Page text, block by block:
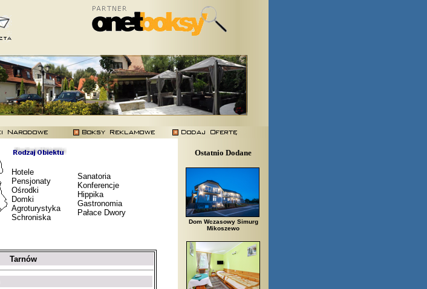
Hotele
Pensjonaty
Ośrodki
Domki
Agroturystyka
Schroniska
Sanatoria
Konferencje
Hippika
Gastronomia
Pałace Dwory
Tarnów
Ostatnio Dodane
Dom Wczasowy Simurg
Mikoszewo